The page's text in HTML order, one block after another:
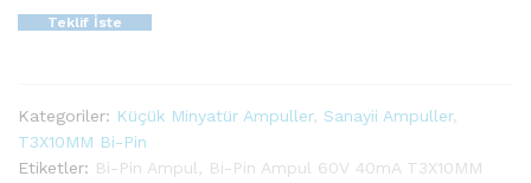
Teklif İste
Kategoriler: Küçük Minyatür Ampuller, Sanayii Ampuller,
T3X10MM Bi-Pin
Etiketler: Bi-Pin Ampul
Bi-Pin Ampul 60V 40mA T3X10MM